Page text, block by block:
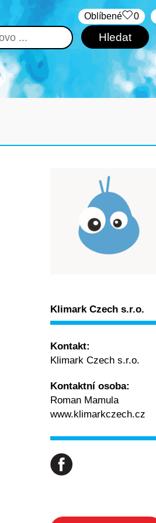
Oblíbené 0
Klimark Czech s.r.o.
Kontakt:
Klimark Czech s.r.o.
Kontaktní osoba:
Roman Mamula
www.klimarkczech.cz